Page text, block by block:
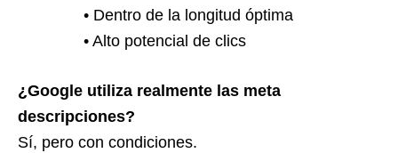
• Dentro de la longitud óptima
• Alto potencial de clics
¿Google utiliza realmente las meta
descripciones?
Sí, pero con condiciones.